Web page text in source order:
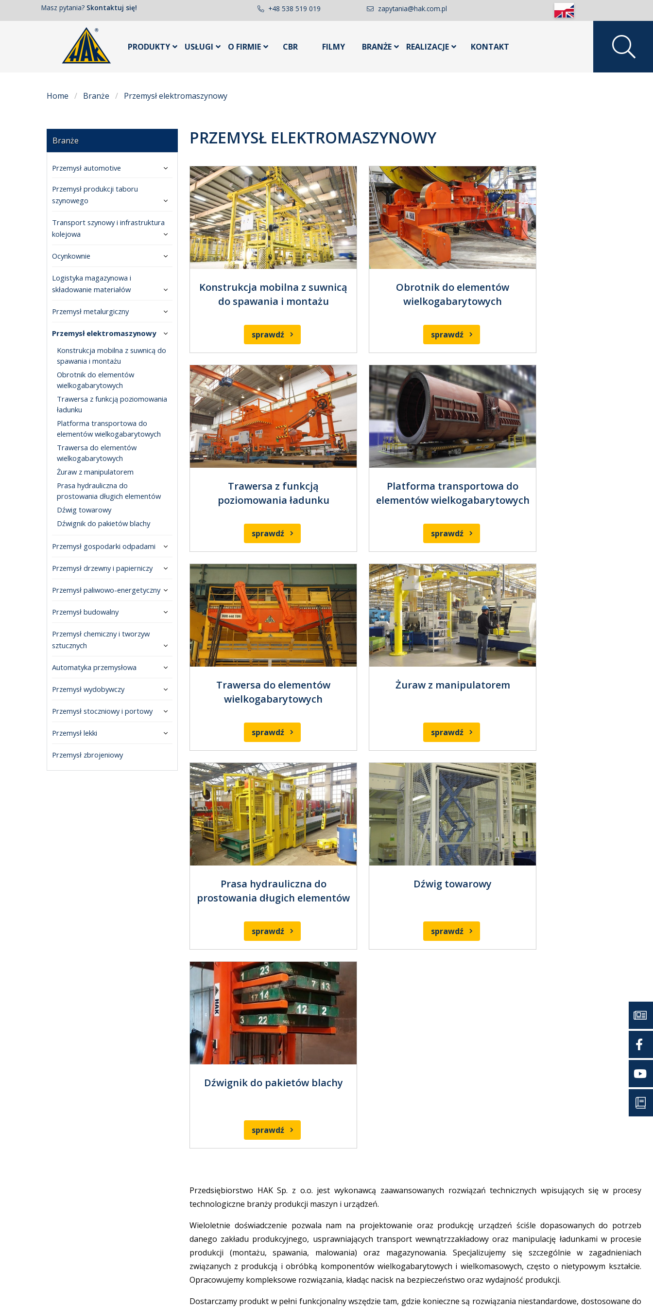
Masz pytania? Skontaktuj się! +48 538 519 019 zapytania@hak.com.pl
PRODUKTY USŁUGI O FIRMIE CBR FILMY BRANŻE REALIZACJE KONTAKT
Home Branże Przemysł elektromaszynowy
Branże
Przemysł automotive
Przemysł produkcji taboru
szynowego
Transport szynowy i infrastruktura
kolejowa
Ocynkownie
Logistyka magazynowa i
składowanie materiałów
Przemysł metalurgiczny
Przemysł elektromaszynowy
Konstrukcja mobilna z suwnicą do
spawania i montażu
Obrotnik do elementów
wielkogabarytowych
Trawersa z funkcją poziomowania
ładunku
Platforma transportowa do
elementów wielkogabarytowych
Trawersa do elementów
wielkogabarytowych
Żuraw z manipulatorem
Prasa hydrauliczna do
prostowania długich elementów
Dźwig towarowy
Dźwignik do pakietów blachy
Przemysł gospodarki odpadami
Przemysł drzewny i papierniczy
Przemysł paliwowo-energetyczny
Przemysł budowalny
Przemysł chemiczny i tworzyw
sztucznych
Automatyka przemysłowa
Przemysł wydobywczy
Przemysł stoczniowy i portowy
Przemysł lekki
Przemysł zbrojeniowy
PRZEMYSŁ ELEKTROMASZYNOWY
Konstrukcja mobilna z suwnicą
do spawania i montażu
sprawdź
Obrotnik do elementów
wielkogabarytowych
sprawdź
Trawersa z funkcją
poziomowania ładunku
sprawdź
Platforma transportowa do
elementów wielkogabarytowych
sprawdź
Trawersa do elementów
wielkogabarytowych
sprawdź
Żuraw z manipulatorem
sprawdź
Prasa hydrauliczna do
prostowania długich elementów
sprawdź
Dźwig towarowy
sprawdź
Dźwignik do pakietów blachy
sprawdź
Przedsiębiorstwo HAK Sp. z o.o. jest wykonawcą zaawansowanych rozwiązań technicznych wpisujących się w procesy
technologiczne branży produkcji maszyn i urządzeń.
Wieloletnie doświadczenie pozwala nam na projektowanie oraz produkcję urządzeń ściśle dopasowanych do potrzeb
danego zakładu produkcyjnego, usprawniających transport wewnątrzzakładowy oraz manipulację ładunkami w procesie
produkcji (montażu, spawania, malowania) oraz magazynowania. Specjalizujemy się szczególnie w zagadnieniach
związanych z produkcją i obróbką komponentów wielkogabarytowych i wielkomasowych, często o nietypowym kształcie.
Opracowujemy kompleksowe rozwiązania, kładąc nacisk na bezpieczeństwo oraz wydajność produkcji.
Dostarczamy produkt w pełni funkcjonalny wszędzie tam, gdzie konieczne są rozwiązania niestandardowe, dostosowane do